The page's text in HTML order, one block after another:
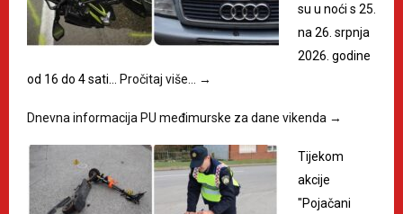
su u noći s 25.
na 26. srpnja
2026. godine
od 16 do 4 sati…
Pročitaj više… →
Dnevna informacija PU međimurske za dane vikenda →
Tijekom
akcije
"Pojačani